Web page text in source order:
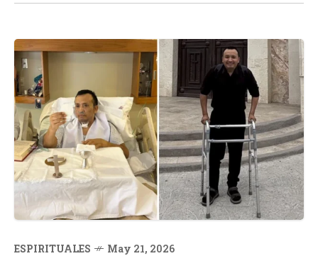
ESPIRITUALES May 21, 2026